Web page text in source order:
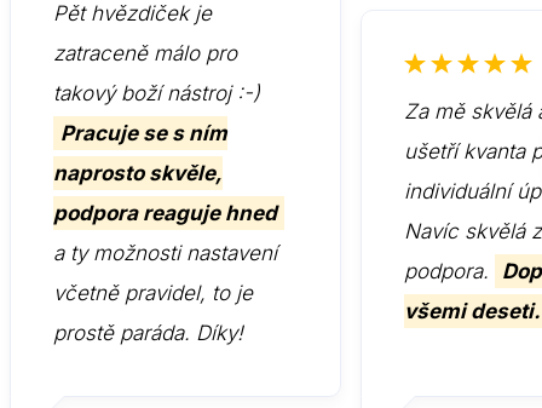
Pět hvězdiček je
zatraceně málo pro
takový boží nástroj :-)
Pracuje se s ním
naprosto skvěle,
podpora reaguje hned
a ty možnosti nastavení
včetně pravidel, to je
prostě paráda. Díky!
Za mě skvělá
ušetří kvanta
individuální
Navíc skvělá
podpora.
všemi deseti.